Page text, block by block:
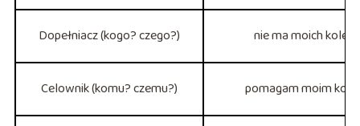
Dopełniacz (kogo? czego?) nie ma moich
Celownik (komu? czemu?) pomagam moim